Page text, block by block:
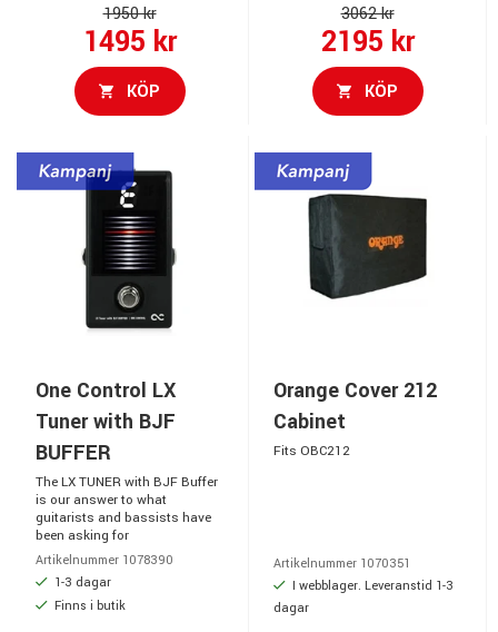
1950 kr
1495 kr
KÖP
3062 kr
2195 kr
KÖP
One Control LX
Tuner with BJF
BUFFER
The LX TUNER with BJF Buffer
is our answer to what
guitarists and bassists have
been asking for
Artikelnummer 1078390
1-3 dagar
Finns i butik
Orange Cover 212
Cabinet
Fits OBC212
Artikelnummer 1070351
I webblager. Leveranstid 1-3
dagar